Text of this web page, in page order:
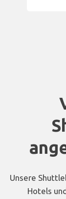
Unsere
Hotels